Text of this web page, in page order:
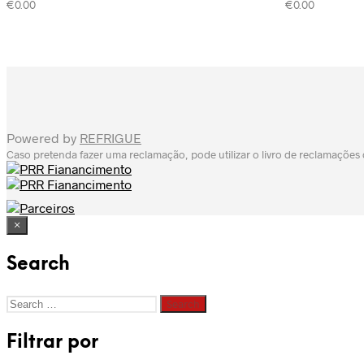
€0.00 €0.00
Powered by REFRIGUE
Caso pretenda fazer uma reclamação, pode utilizar o livro de reclamações
×
Search
Search
Filtrar por